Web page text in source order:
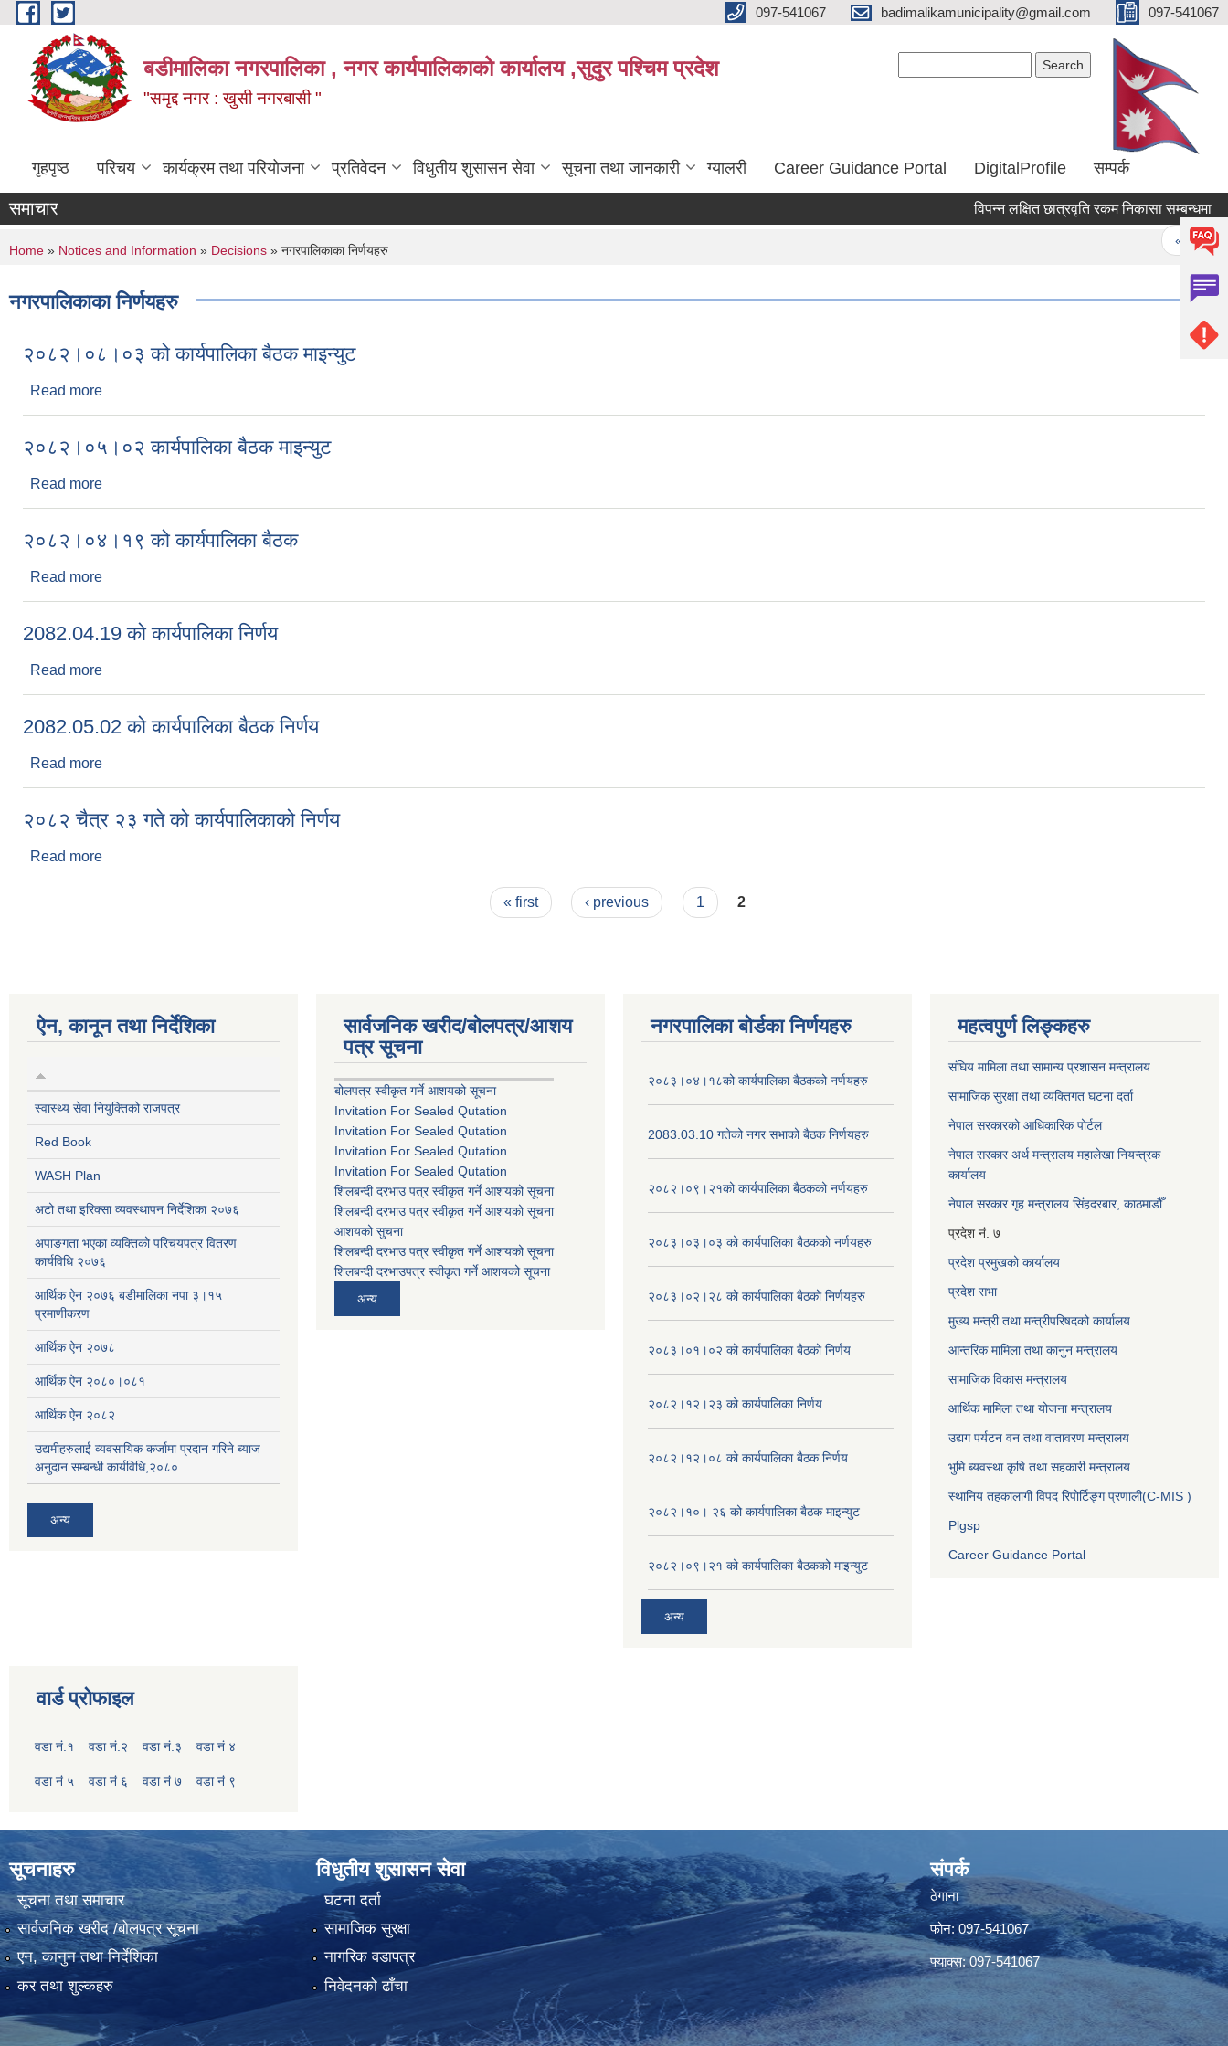
Skip to main content 097-541067 badimalikamunicipality@gmail.com 097-541067
बडीमालिका नगरपालिका , नगर कार्यपालिकाको कार्यालय ,सुदुर पश्चिम प्रदेश
"समृद्द नगर : खुसी नगरबासी "
गृहपृष्ठ परिचय कार्यक्रम तथा परियोजना प्रतिवेदन विधुतीय शुसासन सेवा सूचना तथा जानकारी ग्यालरी Career Guidance Portal DigitalProfile सम्पर्क
समाचार विपन्न लक्षित छात्रवृति रकम निकासा सम्बन्धमा
« first
You are here
Home » Notices and Information » Decisions » नगरपालिकाका निर्णयहरु
नगरपालिकाका निर्णयहरु
२०८२।०८।०३ को कार्यपालिका बैठक माइन्युट
Read more
२०८२।०५।०२ कार्यपालिका बैठक माइन्युट
Read more
२०८२।०४।१९ को कार्यपालिका बैठक
Read more
2082.04.19 को कार्यपालिका निर्णय
Read more
2082.05.02 को कार्यपालिका बैठक निर्णय
Read more
२०८२ चैत्र २३ गते को कार्यपालिकाको निर्णय
Read more
« first ‹ previous 1 2
ऐन, कानून तथा निर्देशिका
स्वास्थ्य सेवा नियुक्तिको राजपत्र
Red Book
WASH Plan
अटो तथा इरिक्सा व्यवस्थापन निर्देशिका २०७६
अपाङगता भएका व्यक्तिको परिचयपत्र वितरण
कार्यविधि २०७६
आर्थिक ऐन २०७६ बडीमालिका नपा ३।१५
प्रमाणीकरण
आर्थिक ऐन २०७८
आर्थिक ऐन २०८०।०८१
आर्थिक ऐन २०८२
उद्यमीहरुलाई व्यवसायिक कर्जामा प्रदान गरिने ब्याज
अनुदान सम्बन्धी कार्यविधि,२०८०
अन्य
सार्वजनिक खरीद/बोलपत्र/आशय
पत्र सूचना
बोलपत्र स्वीकृत गर्ने आशयको सूचना
Invitation For Sealed Qutation
Invitation For Sealed Qutation
Invitation For Sealed Qutation
Invitation For Sealed Qutation
शिलबन्दी दरभाउ पत्र स्वीकृत गर्ने आशयको सूचना
शिलबन्दी दरभाउ पत्र स्वीकृत गर्ने आशयको सूचना
आशयको सुचना
शिलबन्दी दरभाउ पत्र स्वीकृत गर्ने आशयको सूचना
शिलबन्दी दरभाउपत्र स्वीकृत गर्ने आशयको सूचना
अन्य
नगरपालिका बोर्डका निर्णयहरु
२०८३।०४।१८को कार्यपालिका बैठकको नर्णयहरु
2083.03.10 गतेको नगर सभाको बैठक निर्णयहरु
२०८२।०९।२१को कार्यपालिका बैठकको नर्णयहरु
२०८३।०३।०३ को कार्यपालिका बैठकको नर्णयहरु
२०८३।०२।२८ को कार्यपालिका बैठको निर्णयहरु
२०८३।०१।०२ को कार्यपालिका बैठको निर्णय
२०८२।१२।२३ को कार्यपालिका निर्णय
२०८२।१२।०८ को कार्यपालिका बैठक निर्णय
२०८२।१०। २६ को कार्यपालिका बैठक माइन्युट
२०८२।०९।२१ को कार्यपालिका बैठकको माइन्युट
अन्य
महत्वपुर्ण लिङ्कहरु
संघिय मामिला तथा सामान्य प्रशासन मन्त्रालय
सामाजिक सुरक्षा तथा व्यक्तिगत घटना दर्ता
नेपाल सरकारको आधिकारिक पोर्टल
नेपाल सरकार अर्थ मन्त्रालय महालेखा नियन्त्रक
कार्यालय
नेपाल सरकार गृह मन्त्रालय सिंहदरबार, काठमाडौँ
प्रदेश नं. ७
प्रदेश प्रमुखको कार्यालय
प्रदेश सभा
मुख्य मन्त्री तथा मन्त्रीपरिषदको कार्यालय
आन्तरिक मामिला तथा कानुन मन्त्रालय
सामाजिक विकास मन्त्रालय
आर्थिक मामिला तथा योजना मन्त्रालय
उद्यग पर्यटन वन तथा वातावरण मन्त्रालय
भुमि ब्यवस्था कृषि तथा सहकारी मन्त्रालय
स्थानिय तहकालागी विपद रिपोर्टिङ्ग प्रणाली(C-MIS )
Plgsp
Career Guidance Portal
वार्ड प्रोफाइल
वडा नं.१ वडा नं.२ वडा नं.३ वडा नं ४
वडा नं ५ वडा नं ६ वडा नं ७ वडा नं ९
सूचनाहरु
सूचना तथा समाचार
सार्वजनिक खरीद /बोलपत्र सूचना
एन, कानुन तथा निर्देशिका
कर तथा शुल्कहरु
विधुतीय शुसासन सेवा
घटना दर्ता
सामाजिक सुरक्षा
नागरिक वडापत्र
निवेदनको ढाँचा
संपर्क
ठेगाना
फोन: 097-541067
फ्याक्स: 097-541067